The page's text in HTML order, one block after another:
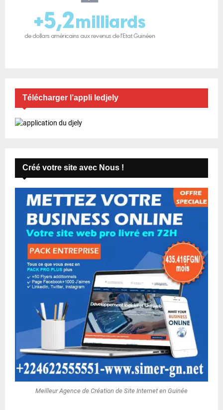
Télécharger l’appli ledjely
Créé votre site avec Nous !
Meilleur Agence de Création de Site Internet en Guinée